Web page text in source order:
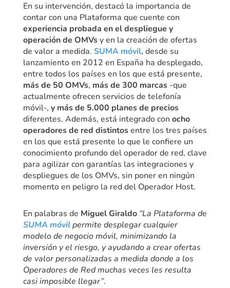
En su intervención, destacó la importancia de
contar con una Plataforma que cuente con
experiencia probada en el despliegue y
operación de OMVsy en la creación de ofertas
de valor a medida. SUMA móvil, desde su
lanzamiento en 2012 en España ha desplegado,
entre todos los países en los que está presente,
más de 50 OMVs, más de 300 marcas-que
actualmente ofrecen servicios de telefonía
móvil-, y más de 5.000 planes de precios
diferentes. Además, está integrado con ocho
operadores de red distintosentre los tres países
en los que está presente lo que le confiere un
conocimiento profundo del operador de red, clave
para agilizar con garantías las integraciones y
despliegues de los OMVs, sin poner en ningún
momento en peligro la red del Operador Host.
En palabras de Miguel Giraldo “La Plataforma de
SUMA móvilpermite desplegar cualquier
modelo de negocio móvil, minimizando la
inversión y el riesgo, y ayudando a crear ofertas
de valor personalizadas a medida donde a los
Operadores de Red muchas veces les resulta
casi imposible llegar”.